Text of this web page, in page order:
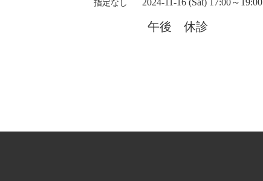
指定なし 2024-11-16 (Sat) 17:00～19:00
午後 休診